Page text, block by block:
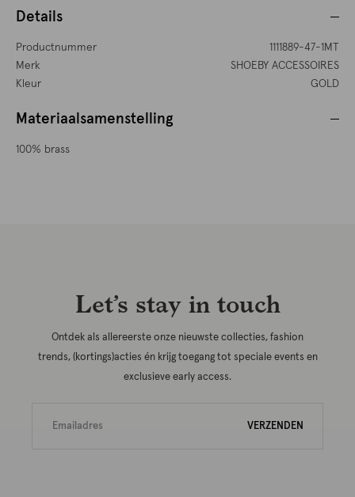
Details
Productnummer
1111889-47-1MT
Merk
SHOEBY ACCESSOIRES
Kleur
GOLD
Materiaalsamenstelling
100% brass
Let’s stay in touch
Ontdek als allereerste onze nieuwste collecties, fashion
trends, (kortings)acties én krijg toegang tot speciale events en
exclusieve early access.
VERZENDEN